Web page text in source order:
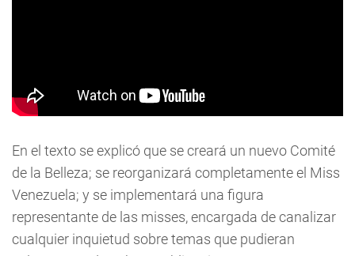
En el texto se explicó que se creará un nuevo Comité
de la Belleza; se reorganizará completamente el Miss
Venezuela; y se implementará una figura
representante de las misses, encargada de canalizar
cualquier inquietud sobre temas que pudieran